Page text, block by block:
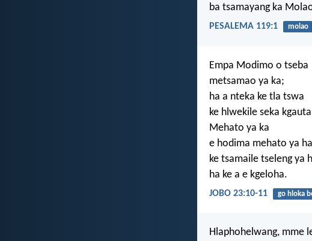
ba tsamayang ka
PESALEMA 119:1 molao
Empa Modimo o tseba
metsamao ya ka;
ha a nteka ke tla tswa
ke hlwekile seka
Mehato ya ka
e hodima mehato ya
ke tsamaile tseleng ya
ha ke a e kgeloha.
JOBO 23:10-11 go hloka
Hlaphohelwang, mme